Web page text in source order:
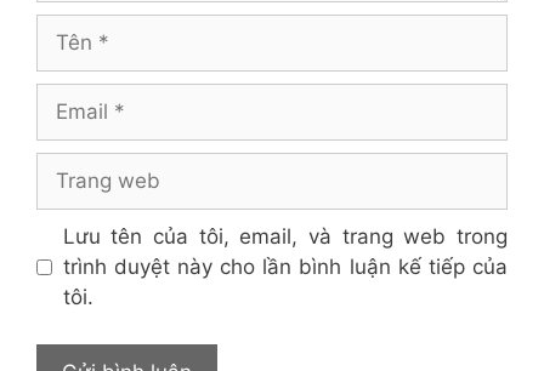
Tên
Email
Trang
Lưu tên của tôi, email, và trang web trong
trình duyệt này cho lần bình luận kế tiếp của
tôi.